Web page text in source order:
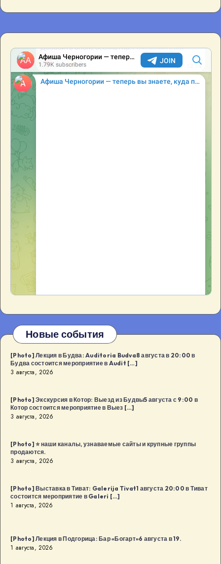
Новые события
[Photo] Лекция в Будва: Auditoria Budva8 августа в 20:00 в
Будва состоится мероприятие в Audit […]
3 августа, 2026
[Photo] Экскурсия в Котор: Выезд из Будвы5 августа с 9:00 в
Котор состоится мероприятие в Выез […]
3 августа, 2026
[Photo] ⭐️ наши каналы, узнаваемые сайты и крупные группы
продаются.
3 августа, 2026
[Photo] Выставка в Тиват: Galerija Tivat1 августа 20:00 в Тиват
состоится мероприятие в Galeri […]
1 августа, 2026
[Photo] Лекция в Подгорица: Бар «Богарт»6 августа в 19.
1 августа, 2026